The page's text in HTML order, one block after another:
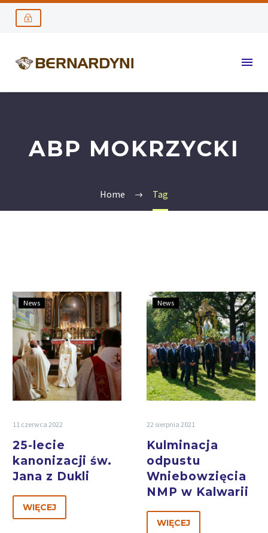
ABP MOKRZYCKI
Home Tag
News
11 czerwca 2022
25-lecie
kanonizacji św.
Jana z Dukli
WIĘCEJ
News
22 sierpnia 2021
Kulminacja
odpustu
Wniebowzięcia
NMP w Kalwarii
WIĘCEJ